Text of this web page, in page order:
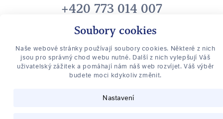
+420 773 014 007
info@pravozamestnance.cz
Právo zaměstnance
O vaše práva zaměstnance se stará Advokátní kancelář Ing. Mgr.
Ladislav Šmarda, se sídlem v Olomouci a Praze, ČAK 18060,
Nenechte si uniknout nic důležitého
Soubory cookies
Naše webové stránky používají soubory cookies. Některé z nich
jsou pro správný chod webu nutné. Další z nich vylepšují Váš
uživatelský zážitek a pomáhají nám náš web rozvíjet. Váš výběr
budete moci kdykoliv změnit.
Nastavení